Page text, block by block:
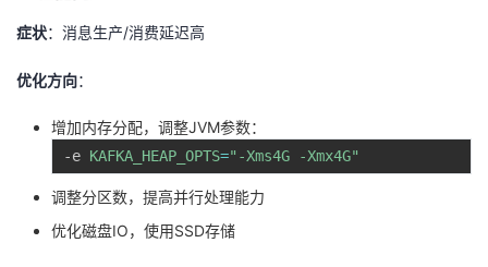
症状：消息生产/消费延迟高
优化方向：
增加内存分配，调整JVM参数：
-e KAFKA_HEAP_OPTS="-Xms4G -Xmx4G"
调整分区数，提高并行处理能力
优化磁盘IO，使用SSD存储